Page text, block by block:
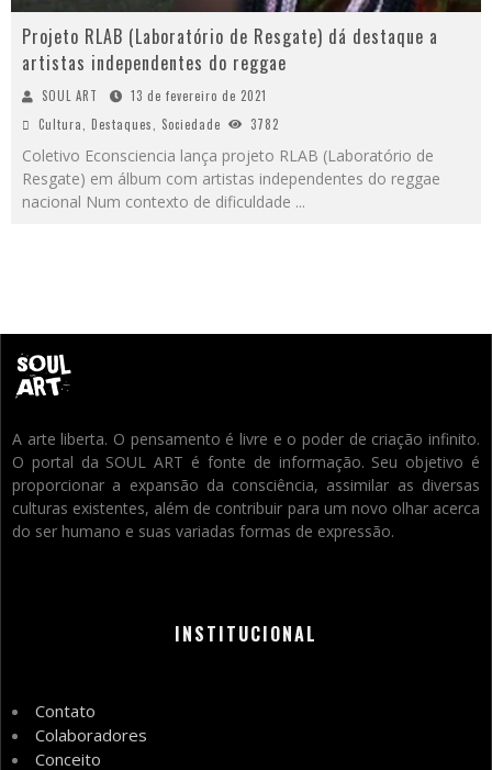
Projeto RLAB (Laboratório de Resgate) dá destaque a
artistas independentes do reggae
SOUL ART
13 de fevereiro de 2021
Cultura, Destaques, Sociedade 3782
Coletivo Econsciencia lança projeto RLAB (Laboratório de
Resgate) em álbum com artistas independentes do reggae
nacional Num contexto de dificuldade ...
A arte liberta. O pensamento é livre e o poder de criação infinito.
O portal da SOUL ART é fonte de informação. Seu objetivo é
proporcionar a expansão da consciência, assimilar as diversas
culturas existentes, além de contribuir para um novo olhar acerca
do ser humano e suas variadas formas de expressão.
INSTITUCIONAL
Contato
Colaboradores
Conceito